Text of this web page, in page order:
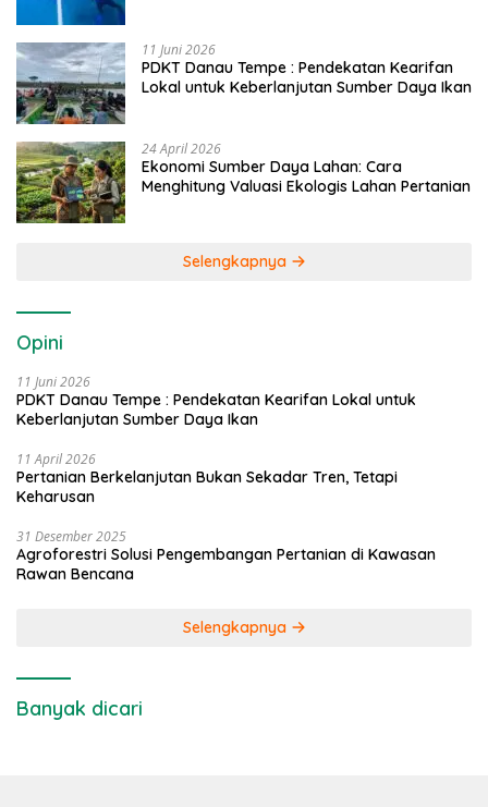
11 Juni 2026
PDKT Danau Tempe : Pendekatan Kearifan
Lokal untuk Keberlanjutan Sumber Daya Ikan
24 April 2026
Ekonomi Sumber Daya Lahan: Cara
Menghitung Valuasi Ekologis Lahan Pertanian
Selengkapnya
Opini
11 Juni 2026
PDKT Danau Tempe : Pendekatan Kearifan Lokal untuk
Keberlanjutan Sumber Daya Ikan
11 April 2026
Pertanian Berkelanjutan Bukan Sekadar Tren, Tetapi
Keharusan
31 Desember 2025
Agroforestri Solusi Pengembangan Pertanian di Kawasan
Rawan Bencana
Selengkapnya
Banyak dicari